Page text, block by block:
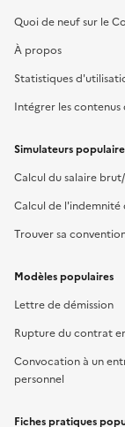
Quoi de neuf sur le
À propos
Statistiques
Intégrer les
Simulateurs
Calcul du salaire
Calcul de
Trouver sa
Modèles populaires
Lettre de démission
Rupture du contrat
Convocation à un
personnel
Fiches pratiques